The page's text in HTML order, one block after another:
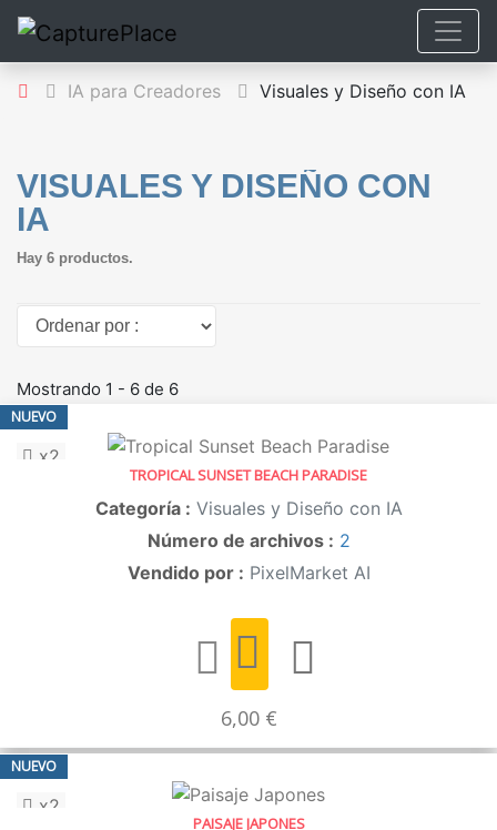
IA para Creadores Visuales y Diseño con IA
VISUALES Y DISEÑO CON
IA
Hay 6 productos.
Ordenar por :
Mostrando 1 - 6 de 6
x2
NUEVO
TROPICAL SUNSET BEACH PARADISE
Categoría : Visuales y Diseño con IA
Número de archivos : 2
Vendido por : PixelMarket AI
6,00 €
x2
NUEVO
PAISAJE JAPONES